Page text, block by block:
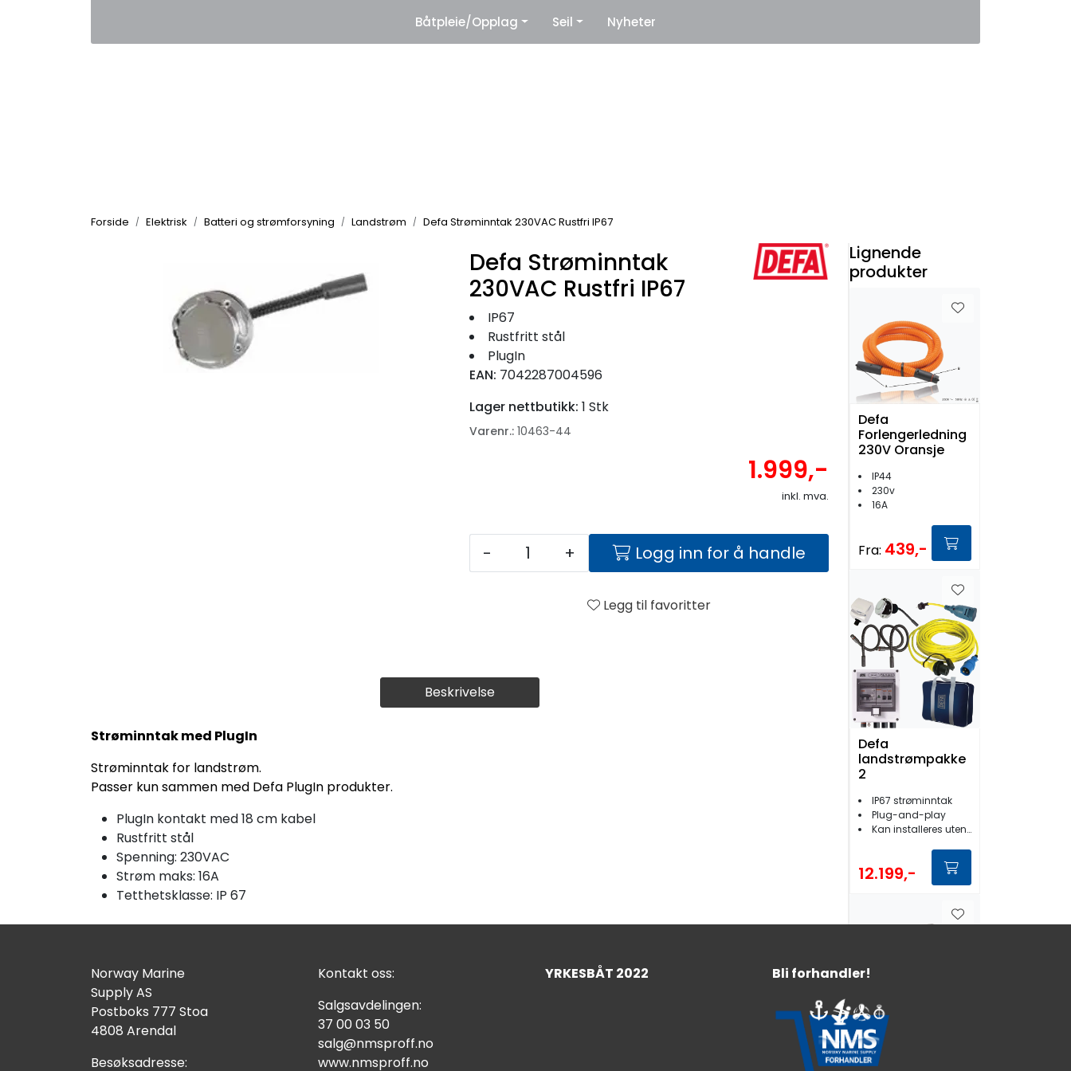
Leverandører
Båtpleie/Opplag Seil Nyheter
Forside Elektrisk Batteri og strømforsyning Landstrøm Defa Strøminntak 230VAC Rustfri IP67
Beskrivelse
Strøminntak med PlugIn
Strøminntak for landstrøm.
Passer kun sammen med Defa PlugIn produkter.
PlugIn kontakt med 18 cm kabel
Rustfritt stål
Spenning: 230VAC
Strøm maks: 16A
Tetthetsklasse: IP 67
Defa Strøminntak
230VAC Rustfri IP67
IP67
Rustfritt stål
PlugIn
EAN: 7042287004596
Lager nettbutikk: 1 Stk
Varenr.: 10463-44
1.999,-
inkl. mva.
- + Logg inn for å handle
Legg til favoritter
Lignende
produkter
Defa
Forlengerledning
230V Oransje
IP44
230v
16A
Fra: 439,-
Defa
landstrømpakke
2
IP67 strøminntak
Plug-and-play
Kan installeres uten autorisert personell
12.199,-
Defa Ramme 1
Modul Mørk Grå
Norway Marine
Supply AS
Postboks 777 Stoa
4808 Arendal
Besøksadresse:
Kontakt oss:
Salgsavdelingen:
37 00 03 50
salg@nmsproff.no
www.nmsproff.no
YRKESBÅT 2022 Bli forhandler!